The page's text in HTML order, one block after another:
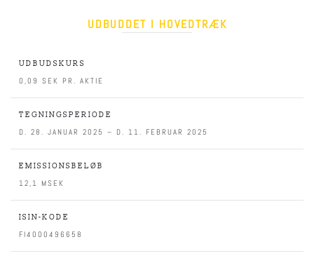
UDBUDDET I HOVEDTRÆK
UDBUDSKURS
0,09 SEK PR. AKTIE
TEGNINGSPERIODE
D. 28. JANUAR 2025 – D. 11. FEBRUAR 2025
EMISSIONSBELØB
12,1 MSEK
ISIN-KODE
FI4000496658